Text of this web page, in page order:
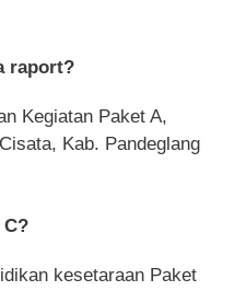
raport?
Kegiatan Paket A,
Kab. Pandeglang
C?
kesetaraan Paket